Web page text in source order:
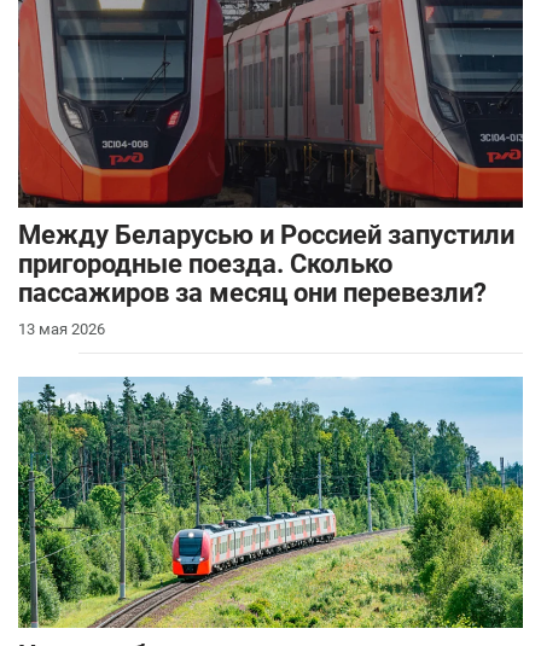
Между Беларусью и Россией запустили
пригородные поезда. Сколько
пассажиров за месяц они перевезли?
13 мая 2026